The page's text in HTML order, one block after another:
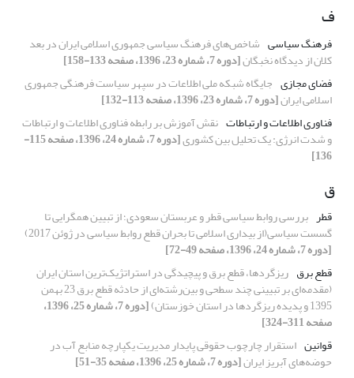
ف
فرهنگ سیاسی شاخص‌های فرهنگ سیاسی جمهوری اسلامی ایران در بعد
کلان از دیدگاه نخبگان[دوره 7، شماره 23، 1396، صفحه 133-158]
فضای مجازی جایگاه شبکه ملی اطلاعات در سپهر سیاست فرهنگی جمهوری
اسلامی ایران[دوره 7، شماره 23، 1396، صفحه 113-132]
فناوری اطلاعات و ارتباطات نقش آموزش بر رابطه فناوری اطلاعات و ارتباطات
و شدت انرژی: یک تحلیل بین کشوری [دوره 7، شماره 24، 1396، صفحه 115-
136]
ق
قطر بررسی روابط سیاسی قطر و عربستان سعودی؛ از تبیین همگرایی تا
گسست سیاسی(از بیداری اسلامی تا بحران قطع روابط سیاسی در ژوئن 2017)
[دوره 7، شماره 24، 1396، صفحه 49-72]
قطع برق ریزگردها، قطع برق و پیچیدگی در استراتژیک‌ترین استان ایران
(مقدمه‌ای بر تبیینی چند سطحی و بین‌رشته‌ای از حادثه قطع برق 23 بهمن
1395 و پدیده ریزگردها در استان خوزستان) [دوره 7، شماره 25، 1396،
صفحه 311-324]
قوانین استقرار چارچوب حقوقی پایدار مدیریت یکپارچه منابع آب در
حوضه‌های آبریز ایران[دوره 7، شماره 25، 1396، صفحه 35-51]